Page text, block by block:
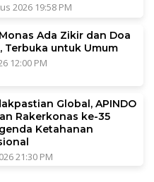
2026 19:58 PM
Ada Zikir dan Doa
Terbuka untuk Umum
12:00 PM
Global, APINDO
Rakerkonas ke-35
Ketahanan
21:30 PM